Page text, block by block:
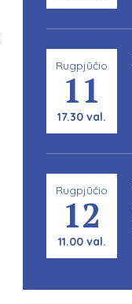
Rugpjūčio
11
17.30 val.
Rugpjūčio
12
11.00 val.